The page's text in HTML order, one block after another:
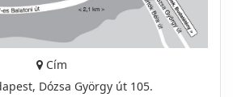
Cím
Dózsa György út 105.